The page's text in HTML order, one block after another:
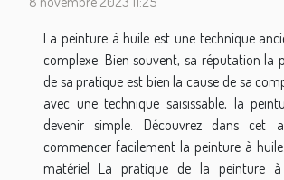
La peinture à huile est une technique
complexe. Bien souvent, sa réputation la
de sa pratique est bien la cause de sa
avec une technique saisissable, la
devenir simple. Découvrez dans cet
commencer facilement la peinture à
matériel La pratique de la peinture à